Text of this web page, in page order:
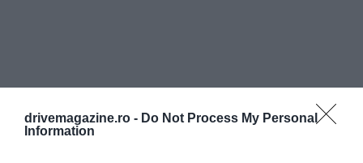
drivemagazine.ro - Do Not Process My Personal
Information